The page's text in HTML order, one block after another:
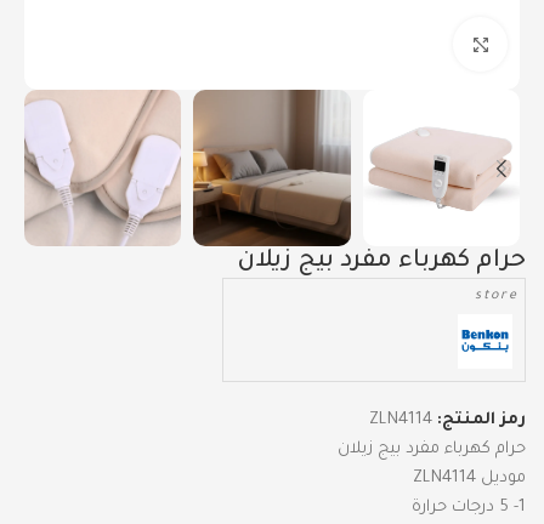
حرام كهرباء مفرد بيج زيلان
store
رمز المنتج: ZLN4114
حرام كهرباء مفرد بيج زيلان
موديل ZLN4114
1- 5 درجات حرارة